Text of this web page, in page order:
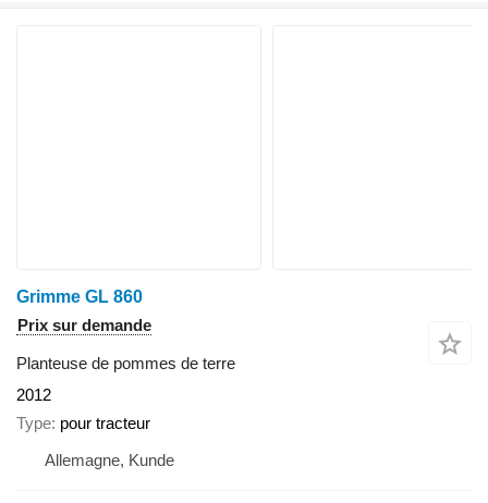
Grimme GL 860
Prix sur demande
Planteuse de pommes de terre
2012
Type pour tracteur
Allemagne, Kunde